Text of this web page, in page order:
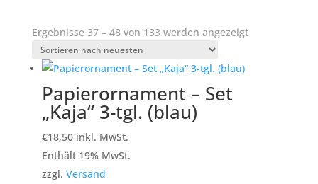
Ergebnisse 37 – 48 von 133 werden angezeigtNach
Papierornament – Set
„Kaja“ 3-tgl. (blau)
€18,50 inkl. MwSt.
Enthält 19% MwSt.
zzgl. Versand